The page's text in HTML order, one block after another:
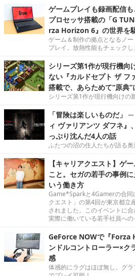
ゲームプレイも録画配信
プロセッサ搭載の「G
rza Horizon 6』の世界を
ゲーム＆制作の拠点となるノ
プレイ。放熱性能もチェックし
シリーズ第1作が現行機向
ない『カルドセプト ザ フ
搭載で、あらためて“原典
シリーズ第1作が現行機向けの
「冒険は楽しいものだ」
ィ ヴァリアンツ ダフネ
っぷり沈んだ4人の話
ふたつの沼の住人たちが語る奥
【キャリアクエスト】ゲ
こと。セガの若手の事例
いう働き方
Game*Sparkと4Gamerの合同
クエスト」の第4回が東京都立
されました。このイベントに
実際に働いている若手社員への
GeForce NOWで『Forza
ンドルコントローラー×ク
感
体感的にラグはほぼ無し。グ